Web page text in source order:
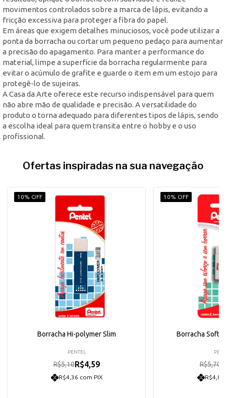
movimentos controlados sobre a marca de lápis, evitando a
fricção excessiva para proteger a fibra do papel.
Em áreas que exigem detalhes minuciosos, você pode utilizar a
ponta da borracha ou cortar um pequeno pedaço para aumentar
a precisão do apagamento. Para manter a performance do
material, limpe a superfície da borracha regularmente para
evitar o acúmulo de grafite e guarde o item em um estojo para
protegê-lo de sujeiras.
A Casa da Arte oferece este recurso indispensável para quem
não abre mão de qualidade e precisão. A versatilidade do
produto o torna adequado para diferentes tipos de lápis, sendo
a escolha ideal para quem transita entre o hobby e o uso
profissional.
Ofertas inspiradas na sua navegação
10% OFF
Borracha Hi-polymer Slim
PENTEL
R$5,10R$4,59
R$4,36 com PIX
10% OFF
Borracha Soft
R$5,70
R$4,87